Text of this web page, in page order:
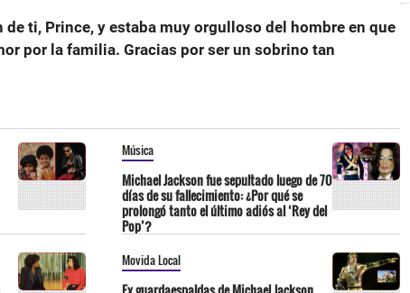
de ti, Prince, y estaba muy orgulloso del hombre en que
por la familia. Gracias por ser un sobrino tan
Música
Michael Jackson fue sepultado luego de 70
días de su fallecimiento: ¿Por qué se
prolongó tanto el último adiós al ‘Rey del
Pop’?
Movida Local